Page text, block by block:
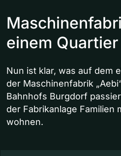
einem
Nun ist klar, was auf dem
der Maschinenfabrik
Bahnhofs Burgdorf
der Fabrikanlage Familien
wohnen.